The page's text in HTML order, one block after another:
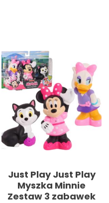
Just Play Just Play
Myszka Minnie
Zestaw 3 zabawek